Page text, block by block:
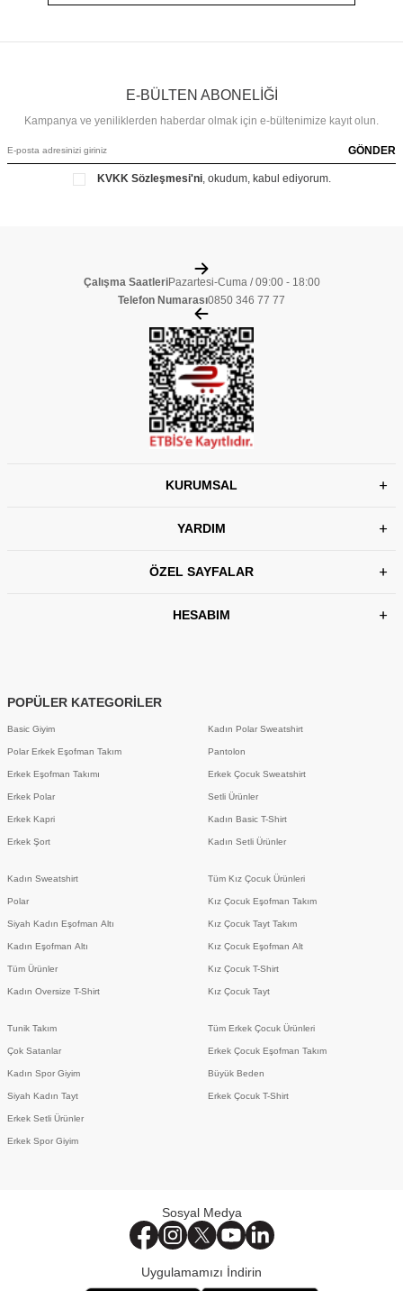
İnternet sitemizde deneyimlerinizi
kişiselleştirmek amacıyla çerezler kullanılmakta
haricindeki çerezlerle toplanan veriler işlenmekte
E-BÜLTEN ABONELİĞİ
Kampanya ve yeniliklerden haberdar olmak için e-bültenimize kayıt olun.
GÖNDER
KVKK Sözleşmesi'ni, okudum, kabul ediyorum.
Çalışma SaatleriPazartesi-Cuma / 09:00 - 18:00
Telefon Numarası0850 346 77 77
KURUMSAL
YARDIM
ÖZEL SAYFALAR
HESABIM
Sosyal Medya
Uygulamamızı İndirin
POPÜLER KATEGORİLER
Basic Giyim
Polar Erkek Eşofman Takım
Erkek Eşofman Takımı
Erkek Polar
Erkek Kapri
Erkek Şort
Kadın Sweatshirt
Polar
Siyah Kadın Eşofman Altı
Kadın Eşofman Altı
Tüm Ürünler
Kadın Oversize T-Shirt
Tunik Takım
Çok Satanlar
Kadın Spor Giyim
Siyah Kadın Tayt
Erkek Setli Ürünler
Erkek Spor Giyim
Kadın Polar Sweatshirt
Pantolon
Erkek Çocuk Sweatshirt
Setli Ürünler
Kadın Basic T-Shirt
Kadın Setli Ürünler
Tüm Kız Çocuk Ürünleri
Kız Çocuk Eşofman Takım
Kız Çocuk Tayt Takım
Kız Çocuk Eşofman Alt
Kız Çocuk T-Shirt
Kız Çocuk Tayt
Tüm Erkek Çocuk Ürünleri
Erkek Çocuk Eşofman Takım
Büyük Beden
Erkek Çocuk T-Shirt